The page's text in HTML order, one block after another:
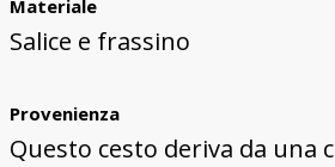
Materiale
Salice e frassino
Provenienza
Questo cesto deriva da una